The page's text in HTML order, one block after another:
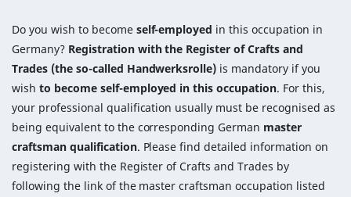
Do you wish to become self-employed in this occupation in
Germany? Registration with the Register of Crafts and
Trades (the so-called Handwerksrolle) is mandatory if you
wish to become self-employed in this occupation. For this,
your professional qualification usually must be recognised as
being equivalent to the corresponding German master
craftsman qualification. Please find detailed information on
registering with the Register of Crafts and Trades by
following the link of the master craftsman occupation listed